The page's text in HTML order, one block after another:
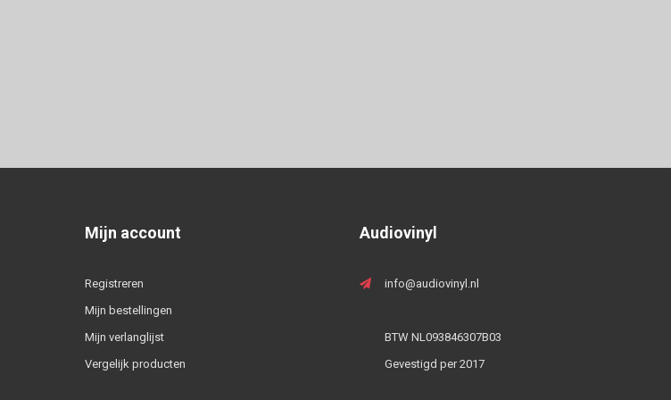
Mijn account
Registreren
Mijn bestellingen
Mijn verlanglijst
Vergelijk producten
Audiovinyl
info@audiovinyl.nl
BTW NL093846307B03
Gevestigd per 2017